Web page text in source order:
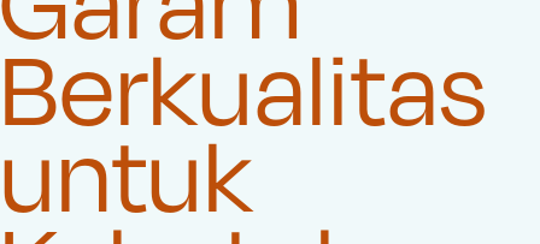
Berkualitas
untuk